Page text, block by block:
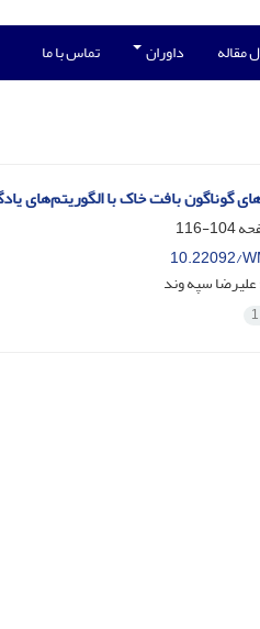
مقاله داوران تماس با ما
گوناگون بافت خاک با الگوریتم‌های
104-116
10.22092/
علیرضا سپه وند